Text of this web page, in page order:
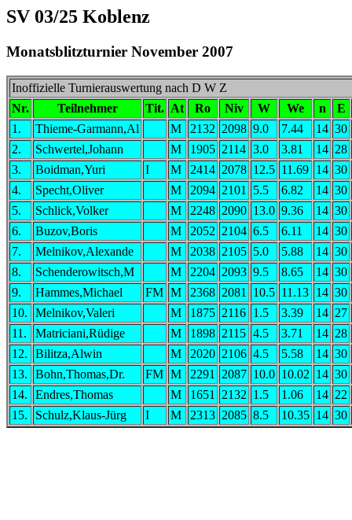
SV 03/25 Koblenz
Monatsblitzturnier November 2007
Inoffizielle Turnierauswertung nach D W Z
Nr.
Teilnehmer Tit. At Ro Niv W We n
E
1.
Thieme-Garmann,Al M 2132 2098 9.0 7.44 14 30
2.
Schwertel,Johann M 1905 2114 3.0 3.81 14 28
3.
Boidman,Yuri I M 2414 2078 12.5 11.69 14 30
4.
Specht,Oliver M 2094 2101 5.5 6.82 14 30
5.
Schlick,Volker M 2248 2090 13.0 9.36 14 30
6.
Buzov,Boris M 2052 2104 6.5 6.11 14 30
7.
Melnikov,Alexande M 2038 2105 5.0 5.88 14 30
8.
Schenderowitsch,M M 2204 2093 9.5 8.65 14 30
9.
Hammes,Michael FM M 2368 2081 10.5 11.13 14 30
10.
Melnikov,Valeri M 1875 2116 1.5 3.39 14 27
11.
Matriciani,Rüdige M 1898 2115 4.5 3.71 14 28
12.
Bilitza,Alwin M 2020 2106 4.5 5.58 14 30
13.
Bohn,Thomas,Dr. FM M 2291 2087 10.0 10.02 14 30
14.
Endres,Thomas M 1651 2132 1.5 1.06 14 22
15.
Schulz,Klaus-Jürg I M 2313 2085 8.5 10.35 14 30